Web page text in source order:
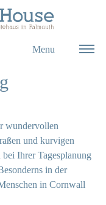
Menu
wundervollen
und kurvigen
Ihrer Tagesplanung
in der
in Cornwall